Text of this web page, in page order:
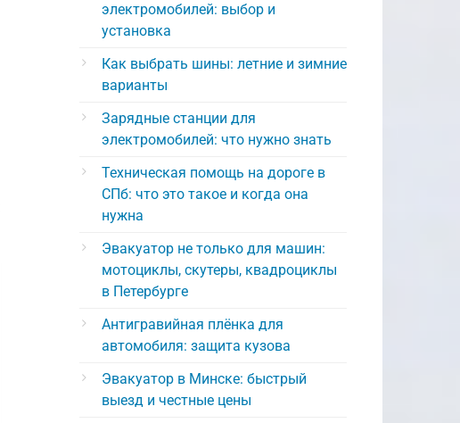
электромобилей: выбор и
установка
Как выбрать шины: летние и зимние
варианты
Зарядные станции для
электромобилей: что нужно знать
Техническая помощь на дороге в
СПб: что это такое и когда она
нужна
Эвакуатор не только для машин:
мотоциклы, скутеры, квадроциклы
в Петербурге
Антигравийная плёнка для
автомобиля: защита кузова
Эвакуатор в Минске: быстрый
выезд и честные цены